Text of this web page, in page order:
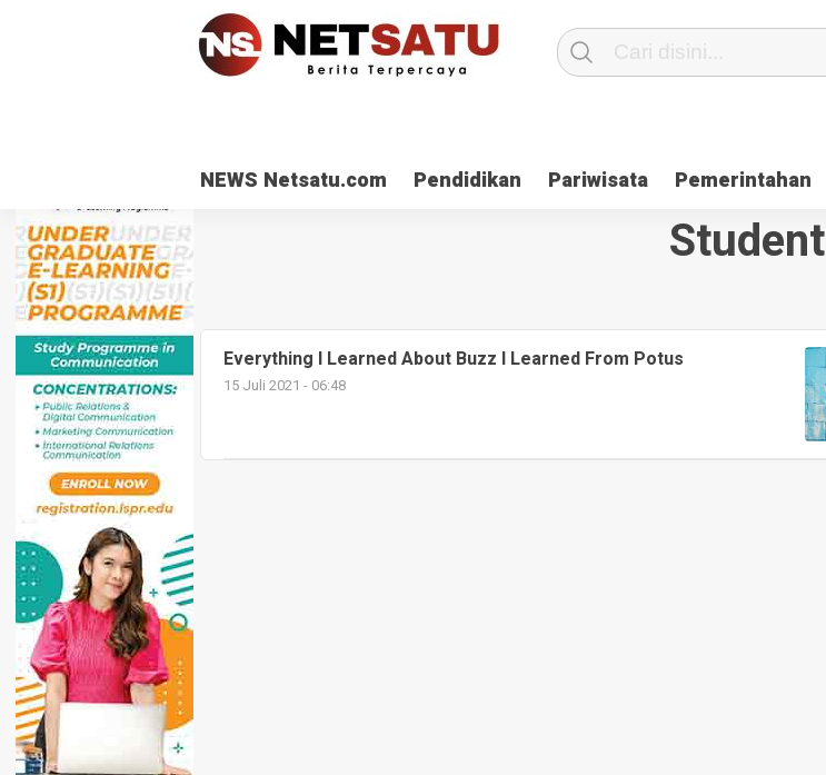
NEWS Netsatu.com Pendidikan Pariwisata Pemerintahan
Student
Everything I Learned About Buzz I Learned From Potus
15 Juli 2021 - 06:48